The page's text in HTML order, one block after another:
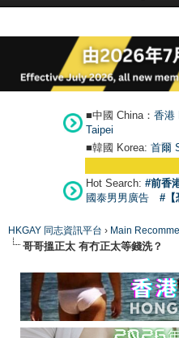
■中國 China： 香港
Taipei
■韓國 Korea: 首爾
Hot Search: #前香
國泰男男廣告
#【
HKGAY 同志資訊平台 › Main
哥哥搵正太 有冇正太等錢洗？